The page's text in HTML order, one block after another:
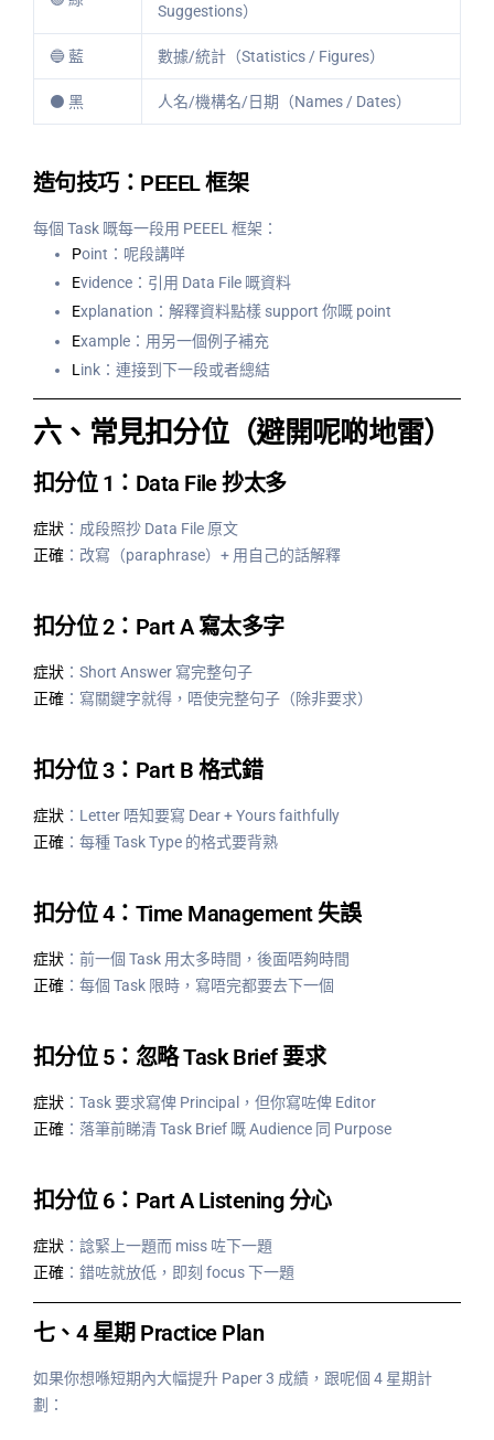
Suggestions）
🔵 藍 數據/統計（Statistics / Figures）
⚫ 黑 人名/機構名/日期（Names / Dates）
造句技巧：PEEEL 框架
每個 Task 嘅每一段用 PEEEL 框架：
Point：呢段講咩
Evidence：引用 Data File 嘅資料
Explanation：解釋資料點樣 support 你嘅 point
Example：用另一個例子補充
L ink：連接到下一段或者總結
六、常見扣分位（避開呢啲地雷）
扣分位 1：Data File 抄太多
症狀 ：成段照抄 Data File 原文
正確 ：改寫（paraphrase）+ 用自己的話解釋
扣分位 2：Part A 寫太多字
症狀 ：Short Answer 寫完整句子
正確 ：寫關鍵字就得，唔使完整句子（除非要求）
扣分位 3：Part B 格式錯
症狀 ：Letter 唔知要寫 Dear + Yours faithfully
正確 ：每種 Task Type 的格式要背熟
扣分位 4：Time Management 失誤
症狀 ：前一個 Task 用太多時間，後面唔夠時間
正確 ：每個 Task 限時，寫唔完都要去下一個
扣分位 5：忽略 Task Brief 要求
症狀 ：Task 要求寫俾 Principal，但你寫咗俾 Editor
正確 ：落筆前睇清 Task Brief 嘅 Audience 同 Purpose
扣分位 6：Part A Listening 分心
症狀 ：諗緊上一題而 miss 咗下一題
正確 ：錯咗就放低，即刻 focus 下一題
七、4 星期 Practice Plan
如果你想喺短期內大幅提升 Paper 3 成績，跟呢個 4 星期計
劃：